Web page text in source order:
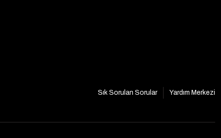
Sık Sorulan Sorular
Yardım Merkezi